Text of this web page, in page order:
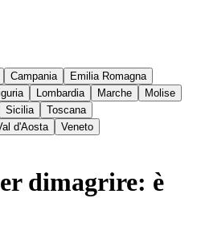
Campania
Emilia Romagna
Lombardia Marche
Molise
Sicilia
Toscana
d'Aosta Veneto
dimagrire: è